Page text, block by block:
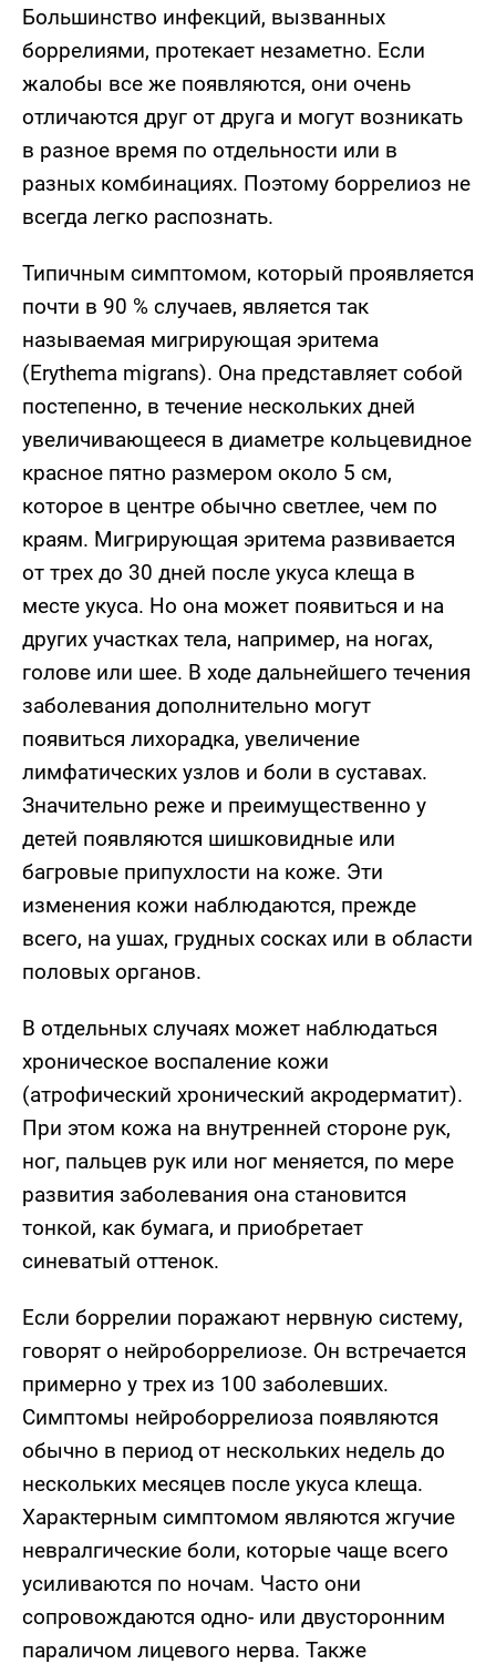
Большинство инфекций, вызванных
боррелиями, протекает незаметно. Если
жалобы все же появляются, они очень
отличаются друг от друга и могут возникать
в разное время по отдельности или в
разных комбинациях. Поэтому боррелиоз не
всегда легко распознать.
Типичным симптомом, который проявляется
почти в 90 % случаев, является так
называемая мигрирующая эритема
(Erythema migrans). Она представляет собой
постепенно, в течение нескольких дней
увеличивающееся в диаметре кольцевидное
красное пятно размером около 5 см,
которое в центре обычно светлее, чем по
краям. Мигрирующая эритема развивается
от трех до 30 дней после укуса клеща в
месте укуса. Но она может появиться и на
других участках тела, например, на ногах,
голове или шее. В ходе дальнейшего течения
заболевания дополнительно могут
появиться лихорадка, увеличение
лимфатических узлов и боли в суставах.
Значительно реже и преимущественно у
детей появляются шишковидные или
багровые припухлости на коже. Эти
изменения кожи наблюдаются, прежде
всего, на ушах, грудных сосках или в области
половых органов.
В отдельных случаях может наблюдаться
хроническое воспаление кожи
(атрофический хронический акродерматит).
При этом кожа на внутренней стороне рук,
ног, пальцев рук или ног меняется, по мере
развития заболевания она становится
тонкой, как бумага, и приобретает
синеватый оттенок.
Если боррелии поражают нервную систему,
говорят о нейроборрелиозе. Он встречается
примерно у трех из 100 заболевших.
Симптомы нейроборрелиоза появляются
обычно в период от нескольких недель до
нескольких месяцев после укуса клеща.
Характерным симптомом являются жгучие
невралгические боли, которые чаще всего
усиливаются по ночам. Часто они
сопровождаются одно- или двусторонним
параличом лицевого нерва. Также